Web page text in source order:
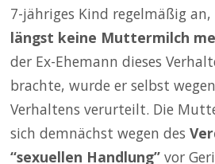
7-jähriges Kind regelmäßig
längst keine Muttermilch
der Ex-Ehemann dieses
brachte, wurde er selbst
Verhaltens verurteilt. Die
sich demnächst wegen des
“sexuellen Handlung” vor